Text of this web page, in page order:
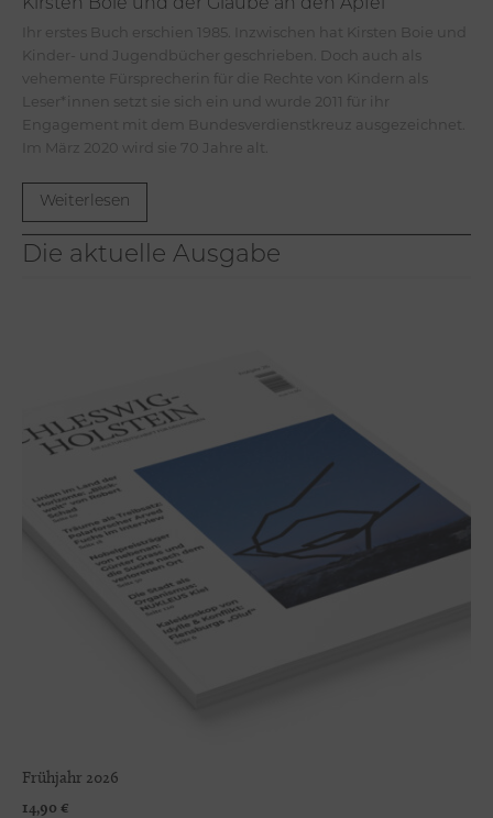
Kirsten Boie und der Glaube an den Apfel
Ihr erstes Buch erschien 1985. Inzwischen hat Kirsten Boie und
Kinder- und Jugendbücher geschrieben. Doch auch als
vehemente Fürsprecherin für die Rechte von Kindern als
Leser*innen setzt sie sich ein und wurde 2011 für ihr
Engagement mit dem Bundesverdienstkreuz ausgezeichnet.
Im März 2020 wird sie 70 Jahre alt.
Weiterlesen
Die aktuelle Ausgabe
Frühjahr 2026
14,90 €